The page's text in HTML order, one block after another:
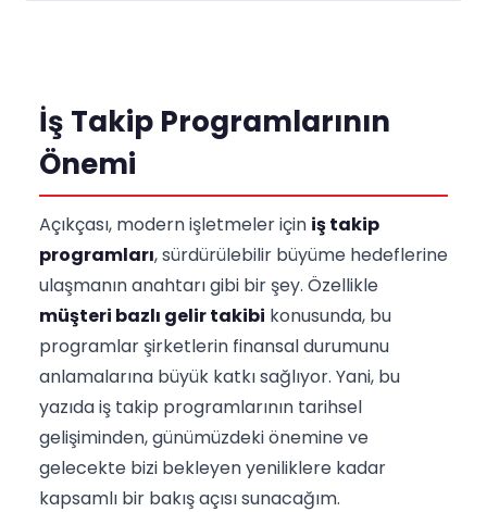
İş Takip Programlarının
Önemi
Açıkçası, modern işletmeler için iş takip
programları, sürdürülebilir büyüme hedeflerine
ulaşmanın anahtarı gibi bir şey. Özellikle
müşteri bazlı gelir takibi konusunda, bu
programlar şirketlerin finansal durumunu
anlamalarına büyük katkı sağlıyor. Yani, bu
yazıda iş takip programlarının tarihsel
gelişiminden, günümüzdeki önemine ve
gelecekte bizi bekleyen yeniliklere kadar
kapsamlı bir bakış açısı sunacağım.